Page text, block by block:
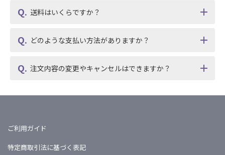
送料はいくらですか？
どのような支払い方法がありますか？
注文内容の変更やキャンセルはできますか？
ご利用ガイド
特定商取引法に基づく表記